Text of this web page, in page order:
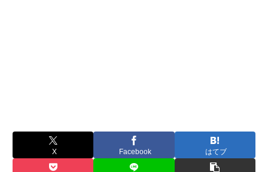
X Facebook はてブ